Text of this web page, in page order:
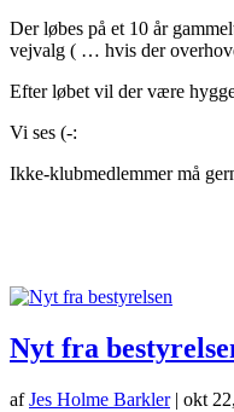
Der løbes på et 10 år
vejvalg ( … hvis der
Efter løbet vil der være
Vi ses (-:
Ikke-klubmedlemmer må
Nyt fra
afJes Holme Barkler| okt